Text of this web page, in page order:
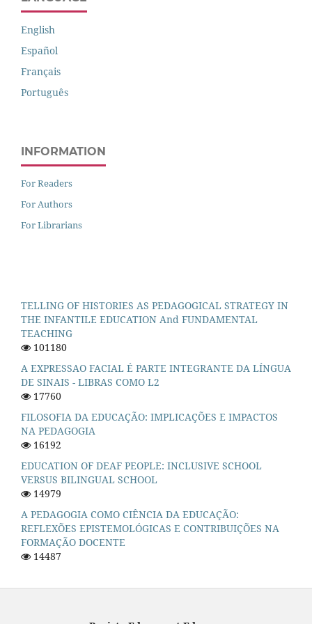
English
Español
Français
Português
INFORMATION
For Readers
For Authors
For Librarians
TELLING OF HISTORIES AS PEDAGOGICAL STRATEGY IN
THE INFANTILE EDUCATION And FUNDAMENTAL
TEACHING
101180
A EXPRESSAO FACIAL É PARTE INTEGRANTE DA LÍNGUA
DE SINAIS - LIBRAS COMO L2
17760
FILOSOFIA DA EDUCAÇÃO: IMPLICAÇÕES E IMPACTOS
NA PEDAGOGIA
16192
EDUCATION OF DEAF PEOPLE: INCLUSIVE SCHOOL
VERSUS BILINGUAL SCHOOL
14979
A PEDAGOGIA COMO CIÊNCIA DA EDUCAÇÃO:
REFLEXÕES EPISTEMOLÓGICAS E CONTRIBUIÇÕES NA
FORMAÇÃO DOCENTE
14487